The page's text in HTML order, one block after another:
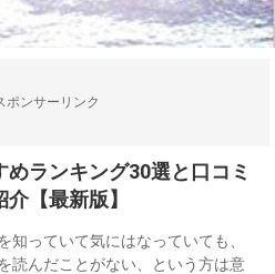
ポンサーリンク
ランキング30選と口コミ
【最新版】
知っていて気にはなっていても、
読んだことがない、という方は意